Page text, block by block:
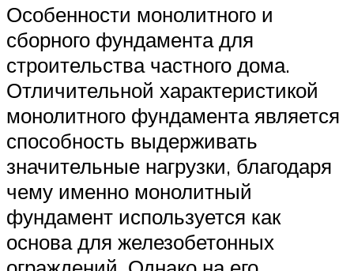
Особенности монолитного и
сборного фундамента для
строительства частного дома.
Отличительной характеристикой
монолитного фундамента является
способность выдерживать
значительные нагрузки, благодаря
чему именно монолитный
фундамент используется как
основа для железобетонных